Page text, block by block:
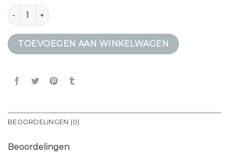
vliegtuighoes backpack aantal
TOEVOEGEN AAN WINKELWAGEN
BEOORDELINGEN (0)
Beoordelingen